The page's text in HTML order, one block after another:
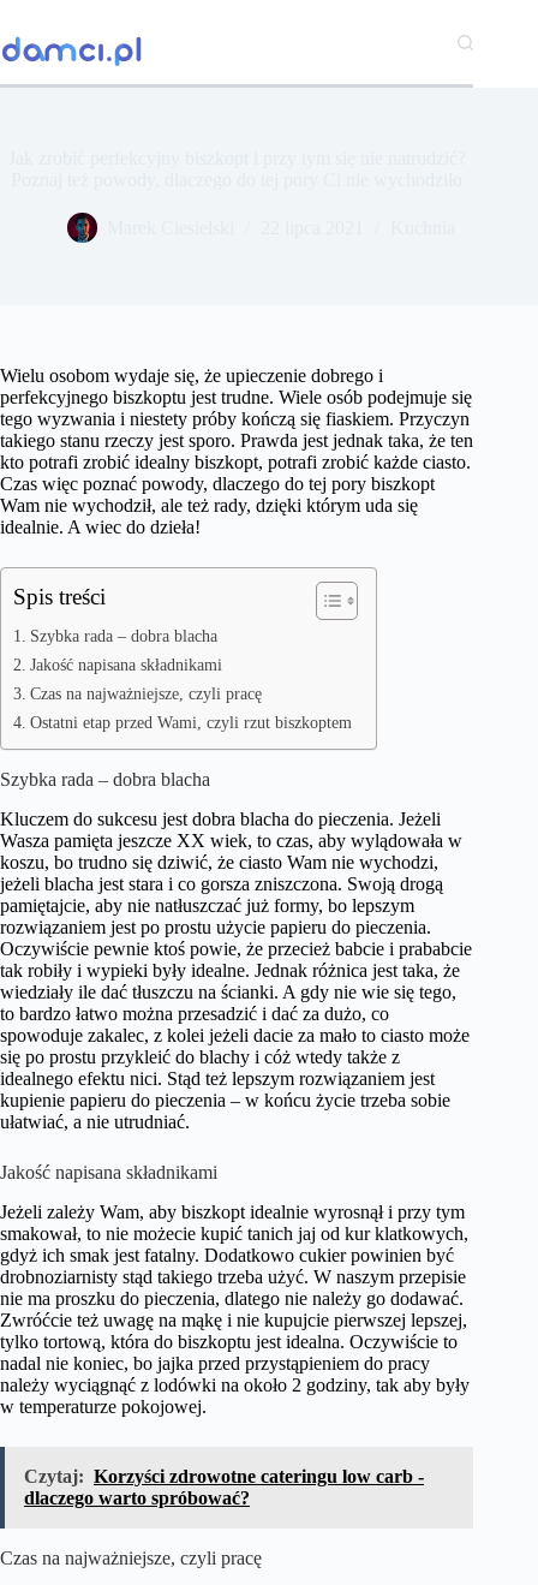
treści
Wielu osobom wydaje się, że upieczenie dobrego i
perfekcyjnego biszkoptu jest trudne. Wiele osób podejmuje się
tego wyzwania i niestety próby kończą się fiaskiem. Przyczyn
takiego stanu rzeczy jest sporo. Prawda jest jednak taka, że ten
kto potrafi zrobić idealny biszkopt, potrafi zrobić każde ciasto.
Czas więc poznać powody, dlaczego do tej pory biszkopt
Wam nie wychodził, ale też rady, dzięki którym uda się
idealnie. A wiec do dzieła!
Spis treści
Szybka rada – dobra blacha
Jakość napisana składnikami
Czas na najważniejsze, czyli pracę
Ostatni etap przed Wami, czyli rzut biszkoptem
Szybka rada – dobra blacha
Kluczem do sukcesu jest dobra blacha do pieczenia. Jeżeli
Wasza pamięta jeszcze XX wiek, to czas, aby wylądowała w
koszu, bo trudno się dziwić, że ciasto Wam nie wychodzi,
jeżeli blacha jest stara i co gorsza zniszczona. Swoją drogą
pamiętajcie, aby nie natłuszczać już formy, bo lepszym
rozwiązaniem jest po prostu użycie papieru do pieczenia.
Oczywiście pewnie ktoś powie, że przecież babcie i prababcie
tak robiły i wypieki były idealne. Jednak różnica jest taka, że
wiedziały ile dać tłuszczu na ścianki. A gdy nie wie się tego,
to bardzo łatwo można przesadzić i dać za dużo, co
spowoduje zakalec, z kolei jeżeli dacie za mało to ciasto może
się po prostu przykleić do blachy i cóż wtedy także z
idealnego efektu nici. Stąd też lepszym rozwiązaniem jest
kupienie papieru do pieczenia – w końcu życie trzeba sobie
ułatwiać, a nie utrudniać.
Jakość napisana składnikami
Jeżeli zależy Wam, aby biszkopt idealnie wyrosnął i przy tym
smakował, to nie możecie kupić tanich jaj od kur klatkowych,
gdyż ich smak jest fatalny. Dodatkowo cukier powinien być
drobnoziarnisty stąd takiego trzeba użyć. W naszym przepisie
nie ma proszku do pieczenia, dlatego nie należy go dodawać.
Zwróćcie też uwagę na mąkę i nie kupujcie pierwszej lepszej,
tylko tortową, która do biszkoptu jest idealna. Oczywiście to
nadal nie koniec, bo jajka przed przystąpieniem do pracy
należy wyciągnąć z lodówki na około 2 godziny, tak aby były
w temperaturze pokojowej.
Czytaj: Korzyści zdrowotne cateringu low carb -
dlaczego warto spróbować?
Czas na najważniejsze, czyli pracę